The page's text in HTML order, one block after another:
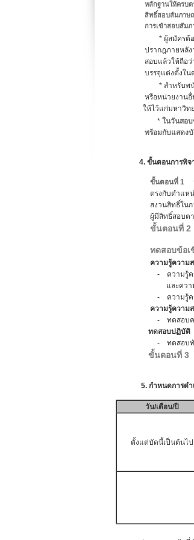
หลักฐานให้ครบต
สิทธิ์สอบสัมภาษ
การเข้าสอบสัม
* ผู้สมัครต้องตรวจ
ปรากฎภายหลังว่าผู้
สอบแล้วให้ถือว่าผู้ส
บรรจุแต่งตั้งในตำ
* สำหรับพนักงานที่บ
หรือหน่วยงานอื่นที่มีห
ให้ไว้แก่มหาวิทยา
* ในวันสอบ
พร้อมกับแสดง
4. ขั้นตอนการพิจา
ขั้นตอนที่ 1
ตรงกับตำแหน่งที่กำ
สงวนสิทธิ์ในการคัด
ผู้มีสิทธิ์สอบตาม
ขั้นตอนที่ 2
ทดสอบข้อเ
ความรู้ความสาม
- ความรู้ความสามา
และความรู้ทั่วไป
- ความรู้ความสา
ความรู้ความสามา
- ทดสอบความรู้คว
ทดสอบปฏิบัติ
- ทดสอบทักษะเกี่
ขั้นตอนที่ 3
5. กำหนดการดำเนิ
วัน/เดือน/ปี
ตั้งแต่บัดนี้เป็นต้นไป